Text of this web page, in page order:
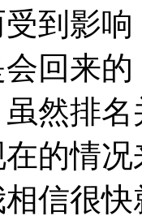
到影
回来
然排
的情
信很